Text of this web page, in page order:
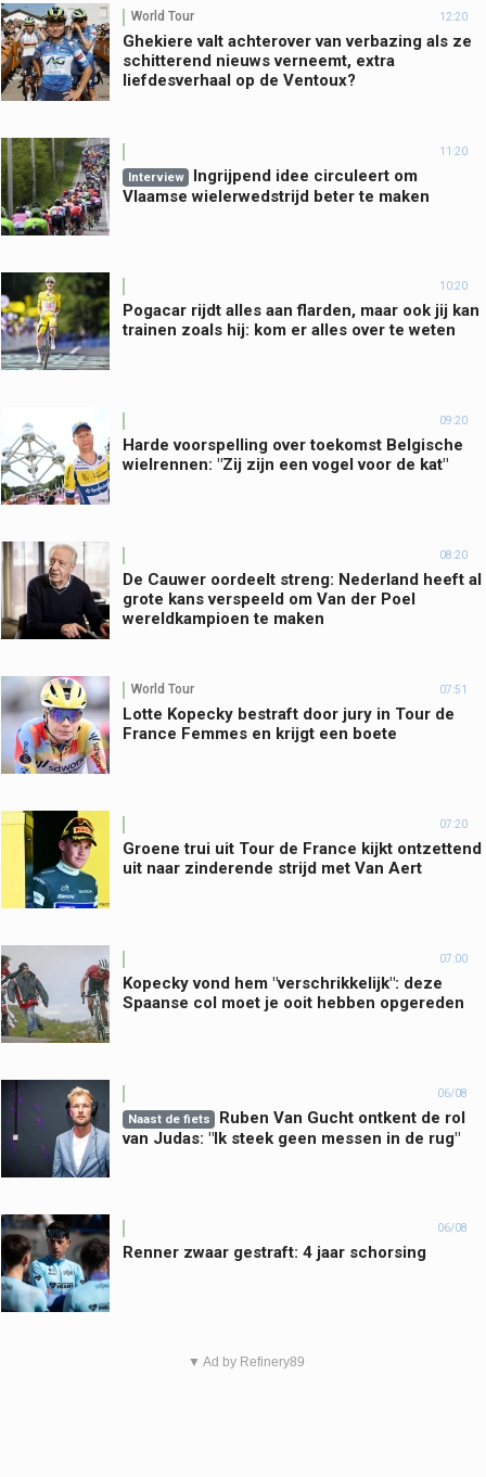
World Tour 12:20
Ghekiere valt achterover van verbazing als ze
schitterend nieuws verneemt, extra
liefdesverhaal op de Ventoux?
11:20
Interview
Ingrijpend idee circuleert om
Vlaamse wielerwedstrijd beter te maken
10:20
Pogacar rijdt alles aan flarden, maar ook jij kan
trainen zoals hij: kom er alles over te weten
09:20
Harde voorspelling over toekomst Belgische
wielrennen: "Zij zijn een vogel voor de kat"
08:20
De Cauwer oordeelt streng: Nederland heeft al
grote kans verspeeld om Van der Poel
wereldkampioen te maken
World Tour 07:51
Lotte Kopecky bestraft door jury in Tour de
France Femmes en krijgt een boete
07:20
Groene trui uit Tour de France kijkt ontzettend
uit naar zinderende strijd met Van Aert
07:00
Kopecky vond hem "verschrikkelijk": deze
Spaanse col moet je ooit hebben opgereden
06/08
Naast de fiets
Ruben Van Gucht ontkent de rol
van Judas: "Ik steek geen messen in de rug"
06/08
Renner zwaar gestraft: 4 jaar schorsing
▼ Ad by Refinery89